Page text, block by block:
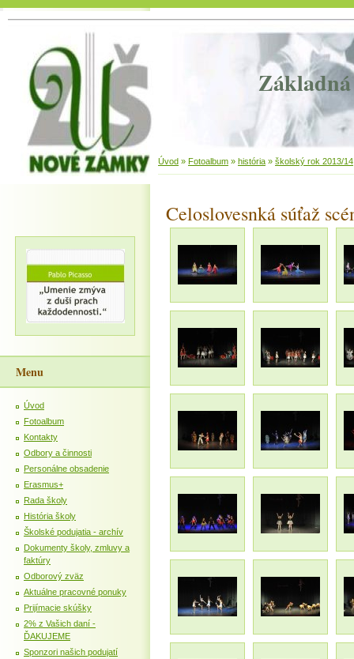
Základná
Úvod » Fotoalbum » história » školský rok 2013/14
Celoslovesnká súťaž
Menu
Úvod
Fotoalbum
Kontakty
Odbory a činnosti
Personálne obsadenie
Erasmus+
Rada školy
História školy
Školské podujatia - archív
Dokumenty školy, zmluvy a
faktúry
Odborový zväz
Aktuálne pracovné ponuky
Prijímacie skúšky
2% z Vašich daní -
ĎAKUJEME
Sponzori našich podujatí